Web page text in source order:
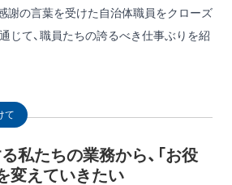
謝の言葉を受けた自治体職員をクローズ
じて、職員たちの誇るべき仕事ぶりを紹
て
私たちの業務から、「お役
変えていきたい